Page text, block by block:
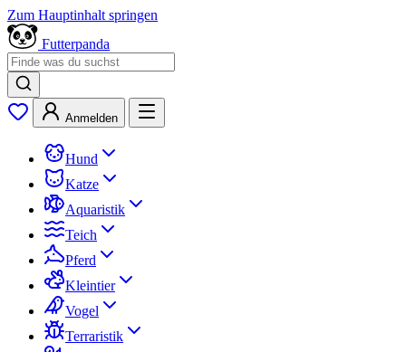
Zum Hauptinhalt springen
Futterpanda
Anmelden
Hund
Katze
Aquaristik
Teich
Pferd
Kleintier
Vogel
Terraristik